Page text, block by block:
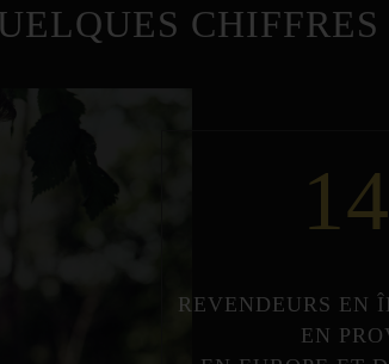
CHIFFRES
14
REVENDEURS EN
EN